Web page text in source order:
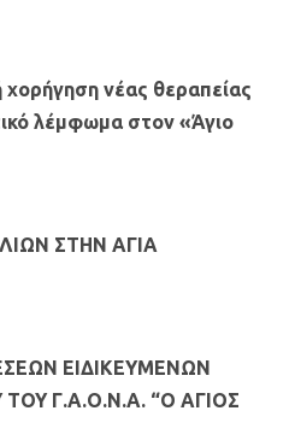
νέας θεραπείας
λέμφωμα στον «Άγιο
ΣΤΗΝ ΑΓΙΑ
ΕΙΔΙΚΕΥΜΕΝΩΝ
Γ.Α.Ο.Ν.Α. “Ο ΑΓΙΟΣ